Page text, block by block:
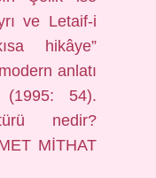
ve Letaif-i
hikâye”
anlatı
(1995: 54).
nedir?
MİTHAT